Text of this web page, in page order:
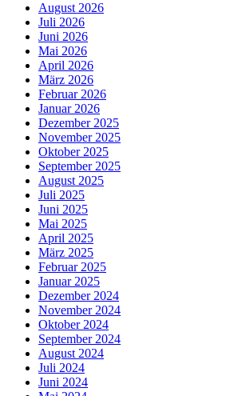
August 2026
Juli 2026
Juni 2026
Mai 2026
April 2026
März 2026
Februar 2026
Januar 2026
Dezember 2025
November 2025
Oktober 2025
September 2025
August 2025
Juli 2025
Juni 2025
Mai 2025
April 2025
März 2025
Februar 2025
Januar 2025
Dezember 2024
November 2024
Oktober 2024
September 2024
August 2024
Juli 2024
Juni 2024